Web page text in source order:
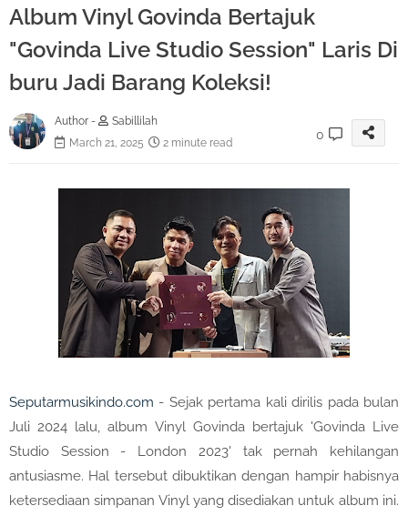
Album Vinyl Govinda Bertajuk
"Govinda Live Studio Session" Laris Di
buru Jadi Barang Koleksi!
Author -
Sabillilah
March 21, 2025
2 minute read
0
Seputarmusikindo.com - Sejak pertama kali dirilis pada bulan
Juli 2024 lalu, album Vinyl Govinda bertajuk 'Govinda Live
Studio Session - London 2023' tak pernah kehilangan
antusiasme. Hal tersebut dibuktikan dengan hampir habisnya
ketersediaan simpanan Vinyl yang disediakan untuk album ini.